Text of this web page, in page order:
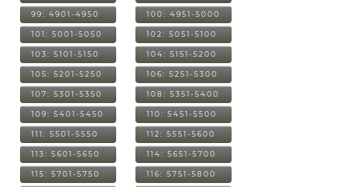
99: 4901-4950 100: 4951-5000
101: 5001-5050 102: 5051-5100
103: 5101-5150 104: 5151-5200
105: 5201-5250 106: 5251-5300
107: 5301-5350 108: 5351-5400
109: 5401-5450 110: 5451-5500
111: 5501-5550 112: 5551-5600
113: 5601-5650 114: 5651-5700
115: 5701-5750 116: 5751-5800